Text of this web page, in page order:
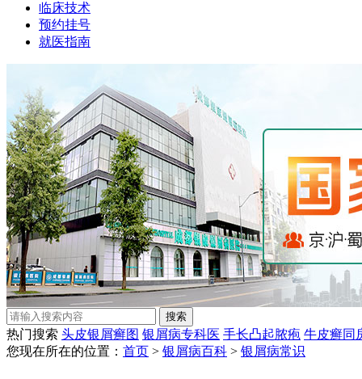
临床技术
预约挂号
就医指南
热门搜索 头皮银屑癣图 银屑病专科医 手长凸起脓疱 牛皮癣同
您现在所在的位置： 首页 > 银屑病百科 > 银屑病常识